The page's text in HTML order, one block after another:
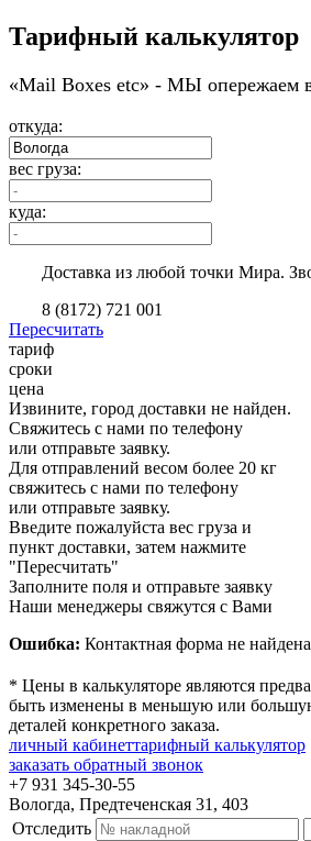
Тарифный калькулятор
«Мail Boxes etc» - МЫ опережаем
откуда:
вес груза:
куда:
Доставка из любой точки Мира.
8 (8172) 721 001
Пересчитать
тариф
сроки
цена
Извините, город доставки не найден.
Свяжитесь с нами по телефону
или отправьте заявку.
Для отправлений весом более 20 кг
свяжитесь с нами по телефону
или отправьте заявку.
Введите пожалуйста вес груза и
пункт доставки, затем нажмите
"Пересчитать"
Заполните поля и отправьте заявку
Наши менеджеры свяжутся с Вами
Ошибка: Контактная форма не
* Цены в калькуляторе являются
быть изменены в меньшую или
деталей конкретного заказа.
личный кабинеттарифный калькулятор
заказать обратный звонок
+7 931 345-30-55
Вологда, Предтеченская 31, 403
Отследить